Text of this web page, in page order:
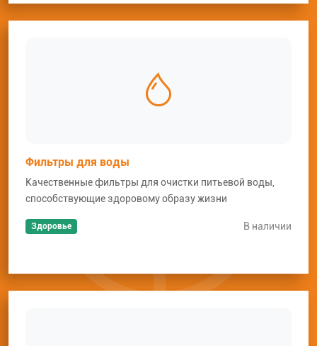
Фильтры для воды
Качественные фильтры для очистки питьевой воды,
способствующие здоровому образу жизни
Здоровье В наличии